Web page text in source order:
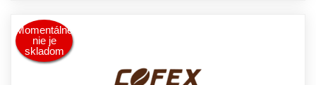
Momentálne
nie je
skladom